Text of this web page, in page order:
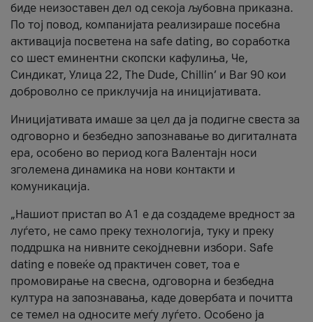
биде неизоставен дел од секоја љубовна приказна.
По тој повод, компанијата реализираше посебна
активација посветена на safe dating, во соработка
со шест еминентни скопски кафулиња, Че,
Синдикат, Улица 22, The Dude, Chillin’ и Bar 90 кои
доброволно се приклучија на иницијативата.
Иницијативата имаше за цел да ја подигне свеста за
одговорно и безбедно запознавање во дигиталната
ера, особено во период кога Валентајн носи
зголемена динамика на нови контакти и
комуникација.
„Нашиот пристап во А1 е да создадеме вредност за
луѓето, не само преку технологија, туку и преку
поддршка на нивните секојдневни избори. Safe
dating е повеќе од практичен совет, тоа е
промовирање на свесна, одговорна и безбедна
култура на запознавања, каде довербата и почитта
се темел на односите меѓу луѓето. Особено ја